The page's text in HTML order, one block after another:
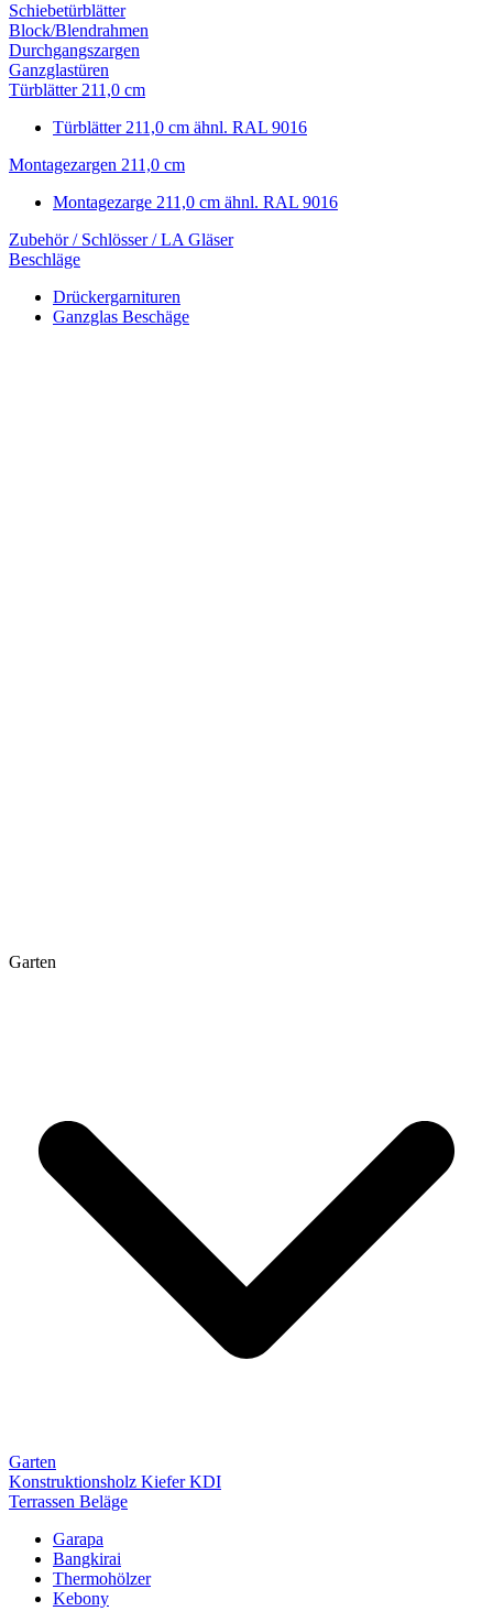
Schiebetürblätter
Block/Blendrahmen
Durchgangszargen
Ganzglastüren
Türblätter 211,0 cm
Türblätter 211,0 cm ähnl. RAL 9016
Montagezargen 211,0 cm
Montagezarge 211,0 cm ähnl. RAL 9016
Zubehör / Schlösser / LA Gläser
Beschläge
Drückergarnituren
Ganzglas Beschäge
Garten
Garten
Konstruktionsholz Kiefer KDI
Terrassen Beläge
Garapa
Bangkirai
Thermohölzer
Kebony